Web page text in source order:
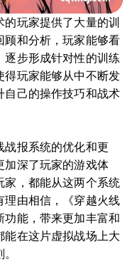
玩家提供了大量的训
顾和分析，玩家能够看
逐步形成针对性的训练
得玩家能够从中不断发
自己的操作技巧和战术
战报系统的优化和更
加深了玩家的游戏体
家，都能从这两个系统
理由相信，《穿越火线
功能，带来更加丰富和
能在这片虚拟战场上大